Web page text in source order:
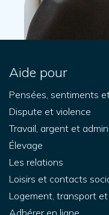
Aide pour
Pensées, sentiments
Dispute et violence
Travail, argent et
Élevage
Les relations
Loisirs et contacts
Logement, transport